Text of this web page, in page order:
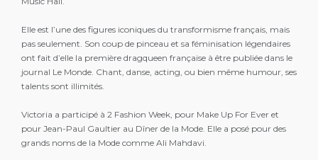
Elle est l’une des figures iconiques du transformisme français, mais
pas seulement. Son coup de pinceau et sa féminisation légendaires
ont fait d’elle la première dragqueen française à être publiée dans le
journal Le Monde. Chant, danse, acting, ou bien même humour, ses
talents sont illimités.
Victoria a participé à 2 Fashion Week, pour Make Up For Ever et
pour Jean-Paul Gaultier au Dîner de la Mode. Elle a posé pour des
grands noms de la Mode comme Ali Mahdavi.